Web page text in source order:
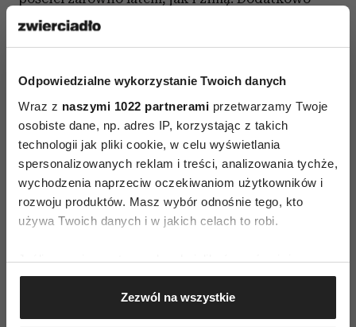
Odpowiedzialne wykorzystanie Twoich danych
Wraz z naszymi 1022 partnerami przetwarzamy Twoje
osobiste dane, np. adres IP, korzystając z takich
technologii jak pliki cookie, w celu wyświetlania
spersonalizowanych reklam i treści, analizowania tychże,
wychodzenia naprzeciw oczekiwaniom użytkowników i
rozwoju produktów. Masz wybór odnośnie tego, kto
używa Twoich danych i w jakich celach to robi.
Jeśli wyrazisz na to zgodę, chcielibyśmy również:
Gromadzić dane dotyczące Twojej lokalizacji
geograficznej z dokładnością nawet do kilku metrów
Identyfikować Twoje urządzenie, aktywnie
Zezwól na wszystkie
miękkość tkaniny i jej trwałość sprawiają, że sen
w pościeli z lyocellu staje się luksusowym
Lyocell – wady i zalety
Jak każdy materiał tencel ma swoje wady i zalety.
Co można do nich zaliczyć?
Poznaj najpierw zalety tej tkaniny.
produkowany z drewna eukaliptusowego,
mniejszej ilości wody w porównaniu z